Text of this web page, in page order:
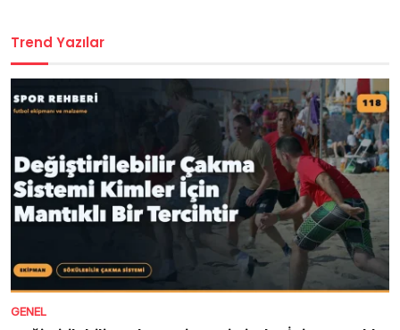
Trend Yazılar
GENEL